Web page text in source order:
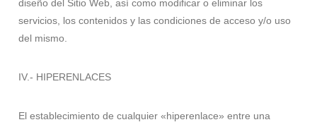
diseño del Sitio Web, así como modificar o eliminar los
servicios, los contenidos y las condiciones de acceso y/o uso
del mismo.
IV.- HIPERENLACES
El establecimiento de cualquier «hiperenlace» entre una